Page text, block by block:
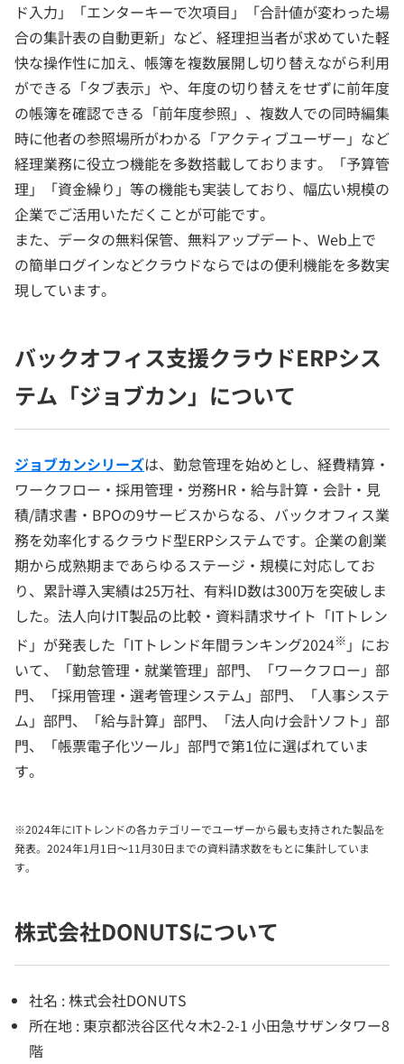
ド入力」「エンターキーで次項目」「合計値が変わった場
合の集計表の自動更新」など、経理担当者が求めていた軽
快な操作性に加え、帳簿を複数展開し切り替えながら利用
ができる「タブ表示」や、年度の切り替えをせずに前年度
の帳簿を確認できる「前年度参照」、複数人での同時編集
時に他者の参照場所がわかる「アクティブユーザー」など
経理業務に役立つ機能を多数搭載しております。「予算管
理」「資金繰り」等の機能も実装しており、幅広い規模の
企業でご活用いただくことが可能です。
また、データの無料保管、無料アップデート、Web上で
の簡単ログインなどクラウドならではの便利機能を多数実
現しています。
バックオフィス支援クラウドERPシス
テム「ジョブカン」について
ジョブカンシリーズは、勤怠管理を始めとし、経費精算・
ワークフロー・採用管理・労務HR・給与計算・会計・見
積/請求書・BPOの9サービスからなる、バックオフィス業
務を効率化するクラウド型ERPシステムです。企業の創業
期から成熟期まであらゆるステージ・規模に対応してお
り、累計導入実績は25万社、有料ID数は300万を突破しま
した。法人向けIT製品の比較・資料請求サイト「ITトレン
ド」が発表した「ITトレンド年間ランキング2024※ 」にお
いて、「勤怠管理・就業管理」部門、「ワークフロー」部
門、「採用管理・選考管理システム」部門、「人事システ
ム」部門、「給与計算」部門、「法人向け会計ソフト」部
門、「帳票電子化ツール」部門で第1位に選ばれていま
す。
※2024年にITトレンドの各カテゴリーでユーザーから最も支持された製品を
発表。2024年1月1日～11月30日までの資料請求数をもとに集計していま
す。
株式会社DONUTSについて
社名 : 株式会社DONUTS
所在地 : 東京都渋谷区代々木2-2-1 小田急サザンタワー8
階